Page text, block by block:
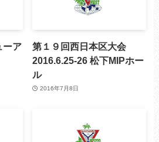
ーア
第１９回西日本区大会
2016.6.25-26 松下MIPホー
ル
2016年7月8日